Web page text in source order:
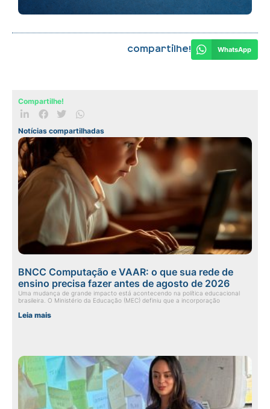
Compartilhe! WhatsApp
Compartilhe!
Notícias compartilhadas
BNCC Computação e VAAR: o que sua rede de
ensino precisa fazer antes de agosto de 2026
Uma mudança de grande impacto está acontecendo na política educacional
brasileira. O Ministério da Educação (MEC) definiu que a incorporação
Leia mais